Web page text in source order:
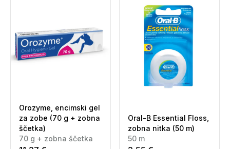
Orozyme, encimski gel
za zobe (70 g + zobna
ščetka)
70 g + zobna ščetka
Oral-B Essential Floss,
zobna nitka (50 m)
50 m